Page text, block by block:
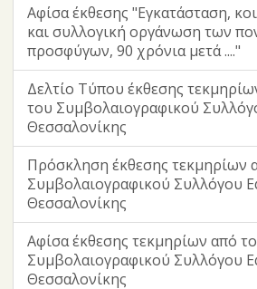
Αφίσα έκθεσης "Εγκατάσταση,
και συλλογική οργάνωση των
προσφύγων, 90 χρόνια μετά ...."
Δελτίο Τύπου έκθεσης
του Συμβολαιογραφικού
Θεσσαλονίκης
Πρόσκληση έκθεσης τεκμηρίων
Συμβολαιογραφικού Συλλόγου
Θεσσαλονίκης
Αφίσα έκθεσης τεκμηρίων από
Συμβολαιογραφικού Συλλόγου
Θεσσαλονίκης